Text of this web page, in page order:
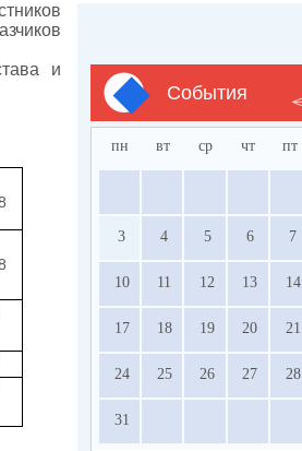
и
События
пн вт ср чт пт
3 4 5 6 7
10 11 12 13 14
17 18 19 20 21
24 25 26 27 28
31